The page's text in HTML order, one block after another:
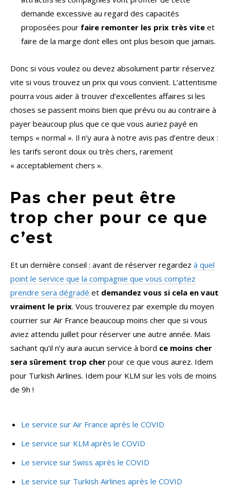
demande excessive au regard des capacités
proposées pour faire remonter les prix très vite et
faire de la marge dont elles ont plus besoin que jamais.
Donc si vous voulez ou devez absolument partir réservez
vite si vous trouvez un prix qui vous convient. L’attentisme
pourra vous aider à trouver d’excellentes affaires si les
choses se passent moins bien que prévu ou au contraire à
payer beaucoup plus que ce que vous auriez payé en
temps « normal ». Il n’y aura à notre avis pas d’entre deux :
les tarifs seront doux ou très chers, rarement
« acceptablement chers ».
Pas cher peut être
trop cher pour ce que
c’est
Et un dernière conseil : avant de réserver regardez à quel
point le service que la compagnie que vous comptez
prendre sera dégradé et demandez vous si cela en vaut
vraiment le prix. Vous trouverez par exemple du moyen
courrier sur Air France beaucoup moins cher que si vous
aviez attendu juillet pour réserver une autre année. Mais
sachant qu’il n’y aura aucun service à bord ce moins cher
sera sûrement trop cher pour ce que vous aurez. Idem
pour Turkish Airlines. Idem pour KLM sur les vols de moins
de 9h !
Le service sur Air France après le COVID
Le service sur KLM après le COVID
Le service sur Swiss après le COVID
Le service sur Turkish Airlines après le COVID